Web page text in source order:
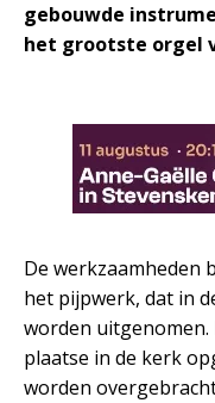
gebouwde
het grootste orgel
De werkzaamheden
het pijpwerk, dat in
worden uitgenomen.
plaatse in de kerk
worden